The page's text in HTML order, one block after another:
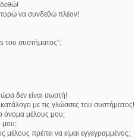
να συνδεθώ πλέον!
του συστήματος”;
δεν είναι σωστή!
με τις γλώσσες του συστήματος!
όνομα μέλους μου;
μου;
πρέπει να είμαι εγγεγραμμένος;